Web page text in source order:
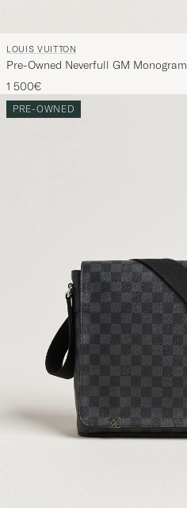
LOUIS VUITTON
Pre-Owned Neverfull GM Monogram
1 500€
PRE-OWNED